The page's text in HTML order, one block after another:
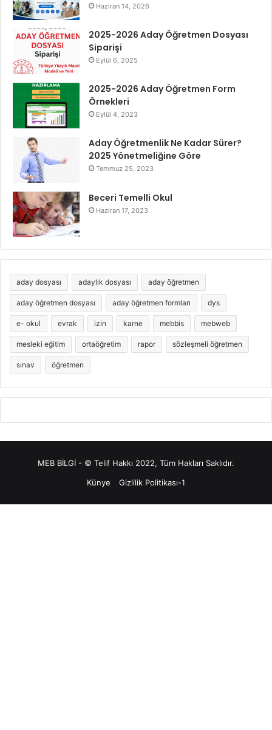
Haziran 14, 2026
2025-2026 Aday Öğretmen Dosyası
Siparişi
Eylül 6, 2025
2025-2026 Aday Öğretmen Form
Örnekleri
Eylül 4, 2023
Aday Öğretmenlik Ne Kadar Sürer?
2025 Yönetmeliğine Göre
Temmuz 25, 2023
Beceri Temelli Okul
Haziran 17, 2023
aday dosyası adaylık dosyası aday öğretmen
aday öğretmen dosyası aday öğretmen formları dys
e- okul evrak izin karne mebbis mebweb
mesleki eğitim ortaöğretim rapor sözleşmeli öğretmen
sınav öğretmen
MEB BİLGİ - © Telif Hakkı 2022, Tüm Hakları Saklıdır.
Künye
Gizlilik Politikası-1